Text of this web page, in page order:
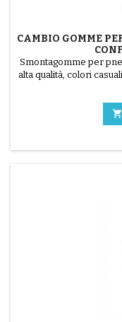
CAMBIO GOMME
Smontagomme per
alta qualità, colori
parti in acciaio (
